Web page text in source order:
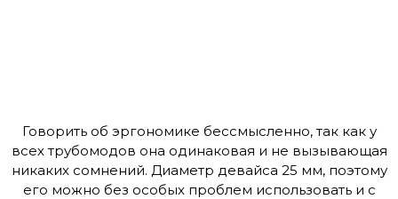
Говорить об эргономике бессмысленно, так как у
всех трубомодов она одинаковая и не вызывающая
никаких сомнений. Диаметр девайса 25 мм, поэтому
его можно без особых проблем использовать и с